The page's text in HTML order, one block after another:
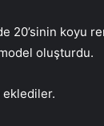
20’sinin koyu
oluşturdu.
eklediler.